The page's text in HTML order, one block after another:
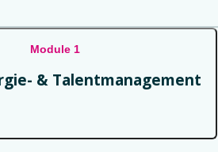
Module 1
& Talentmanagement